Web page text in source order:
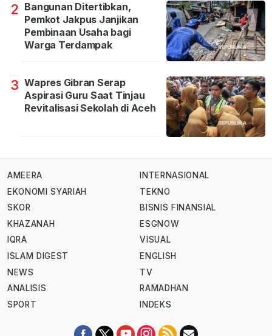
2 Bangunan Ditertibkan,
Pemkot Jakpus Janjikan
Pembinaan Usaha bagi
Warga Terdampak
3 Wapres Gibran Serap
Aspirasi Guru Saat Tinjau
Revitalisasi Sekolah di Aceh
AMEERA
EKONOMI SYARIAH
SKOR
KHAZANAH
IQRA
ISLAM DIGEST
NEWS
ANALISIS
SPORT
INTERNASIONAL
TEKNO
BISNIS FINANSIAL
ESGNOW
VISUAL
ENGLISH
TV
RAMADHAN
INDEKS